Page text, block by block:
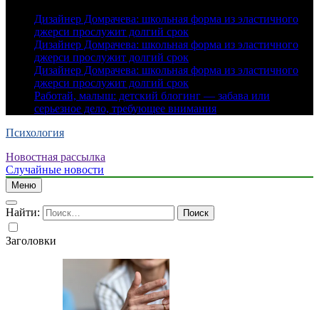
Дизайнер Домрачева: школьная форма из эластичного
джерси прослужит долгий срок
Дизайнер Домрачева: школьная форма из эластичного
джерси прослужит долгий срок
Дизайнер Домрачева: школьная форма из эластичного
джерси прослужит долгий срок
Работай, малыш: детский блогинг — забава или
серьезное дело, требующее внимания
Психология
Новостная рассылка
Случайные новости
Меню
Найти:
Заголовки